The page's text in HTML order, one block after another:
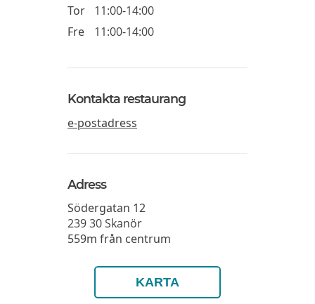
Tor
11:00-14:00
Fre
11:00-14:00
Kontakta restaurang
e-postadress
Adress
Södergatan 12
239 30Skanör
559m från centrum
KARTA